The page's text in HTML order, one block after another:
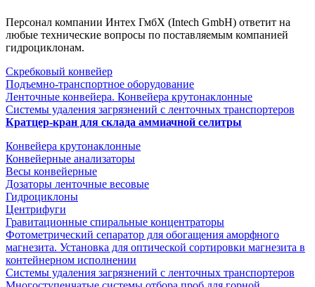
Персонал компании Интех ГмбХ (Intech GmbH) ответит на
любые технические вопросы по поставляемым компанией
гидроциклонам.
Скребковый конвейер
Подъемно-транспортное оборудование
Ленточные конвейера. Конвейера крутонаклонные
Системы удаления загрязнений с ленточных транспортеров
Кратцер-кран для склада аммиачной селитры
Конвейера крутонаклонные
Конвейерные анализаторы
Весы конвейерные
Дозаторы ленточные весовые
Гидроциклоны
Центрифуги
Гравитационные спиральные концентраторы
Фотометрический сепаратор для обогащения аморфного
магнезита. Установка для оптической сортировки магнезита в
контейнерном исполнении
Системы удаления загрязнений с ленточных транспортеров